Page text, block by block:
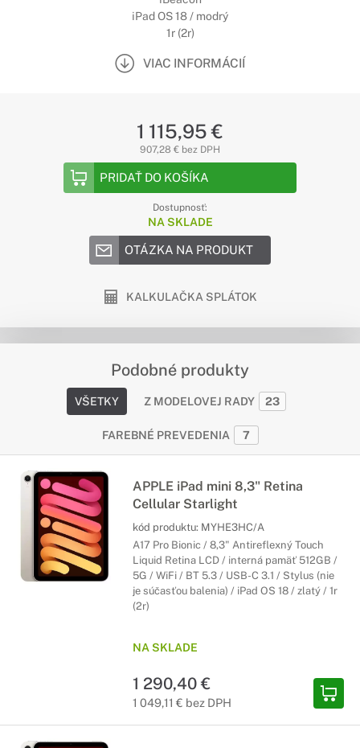
iPad OS 18 / modrý
1r (2r)
VIAC INFORMÁCIÍ
1 115,95 €
907,28 € bez DPH
PRIDAŤ DO KOŠÍKA
Dostupnosť:
NA SKLADE
OTÁZKA NA PRODUKT
KALKULAČKA SPLÁTOK
Podobné produkty
VŠETKY Z MODELOVEJ RADY 23
FAREBNÉ PREVEDENIA 7
APPLE iPad mini 8,3" Retina
Cellular Starlight
kód produktu: MYHE3HC/A
A17 Pro Bionic / 8,3" Antireflexný Touch
Liquid Retina LCD / interná pamäť 512GB /
5G / WiFi / BT 5.3 / USB-C 3.1 / Stylus (nie
je súčasťou balenia) / iPad OS 18 / zlatý / 1r
(2r)
NA SKLADE
1 290,40 €
1 049,11 € bez DPH